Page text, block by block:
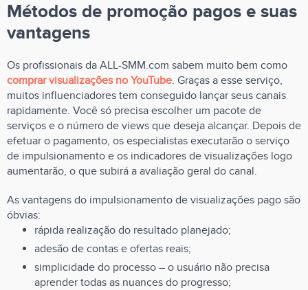
Métodos de promoção pagos e suas
vantagens
Os profissionais da ALL-SMM.com sabem muito bem como
comprar visualizações no YouTube. Graças a esse serviço,
muitos influenciadores tem conseguido lançar seus canais
rapidamente. Você só precisa escolher um pacote de
serviços e o número de views que deseja alcançar. Depois de
efetuar o pagamento, os especialistas executarão o serviço
de impulsionamento e os indicadores de visualizações logo
aumentarão, o que subirá a avaliação geral do canal.
As vantagens do impulsionamento de visualizações pago são
óbvias:
rápida realização do resultado planejado;
adesão de contas e ofertas reais;
simplicidade do processo – o usuário não precisa
aprender todas as nuances do progresso;